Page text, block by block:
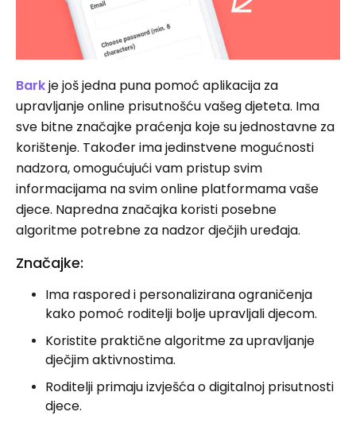
Barkje još jedna puna pomoć aplikacija za
upravljanje online prisutnošću vašeg djeteta. Ima
sve bitne značajke praćenja koje su jednostavne za
korištenje. Također ima jedinstvene mogućnosti
nadzora, omogućujući vam pristup svim
informacijama na svim online platformama vaše
djece. Napredna značajka koristi posebne
algoritme potrebne za nadzor dječjih uređaja.
Značajke:
Ima raspored i personalizirana ograničenja
kako pomoć roditelji bolje upravljali djecom.
Koristite praktične algoritme za upravljanje
dječjim aktivnostima.
Roditelji primaju izvješća o digitalnoj prisutnosti
djece.